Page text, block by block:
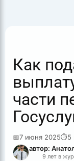
Как
части
📅7 июня 2025⏱5
автор:
9 лет в